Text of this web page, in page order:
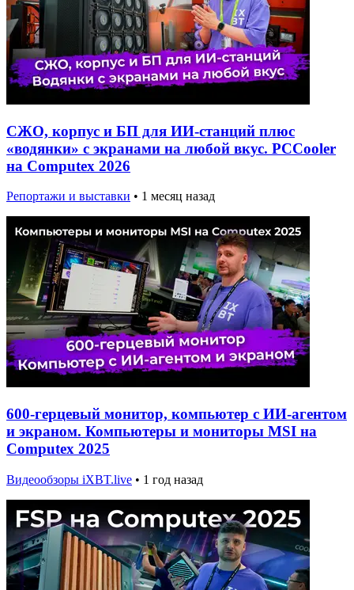
СЖО, корпус и БП для ИИ-станций плюс
«водянки» с экранами на любой вкус. PCCooler
на Computex 2026
Репортажи и выставки • 1 месяц назад
600-герцевый монитор, компьютер с ИИ-агентом
и экраном. Компьютеры и мониторы MSI на
Computex 2025
Видеообзоры iXBT.live • 1 год назад